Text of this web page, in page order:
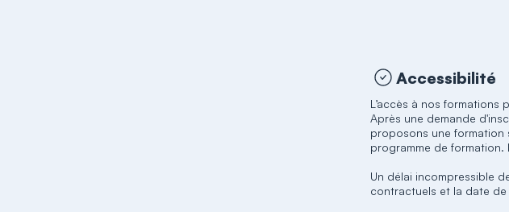
Accessibilité
L’accès à nos formations
Après une demande
proposons une formation
programme de
Un délai incompressible
contractuels et la date